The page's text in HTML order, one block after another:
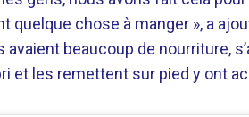
quelque chose à manger », a
avaient beaucoup de nourriture,
et les remettent sur pied y ont